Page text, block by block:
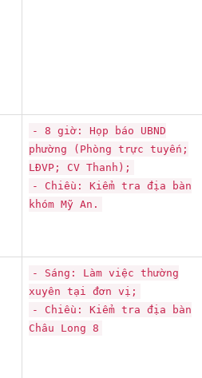
- 8 giờ: Họp báo UBND
phường (Phòng trực tuyến;
LĐVP; CV Thanh);
- Chiều: Kiểm tra địa bàn
khóm Mỹ An.
- Sáng: Làm việc thường
xuyên tại đơn vị;
- Chiều: Kiểm tra địa bàn
Châu Long 8